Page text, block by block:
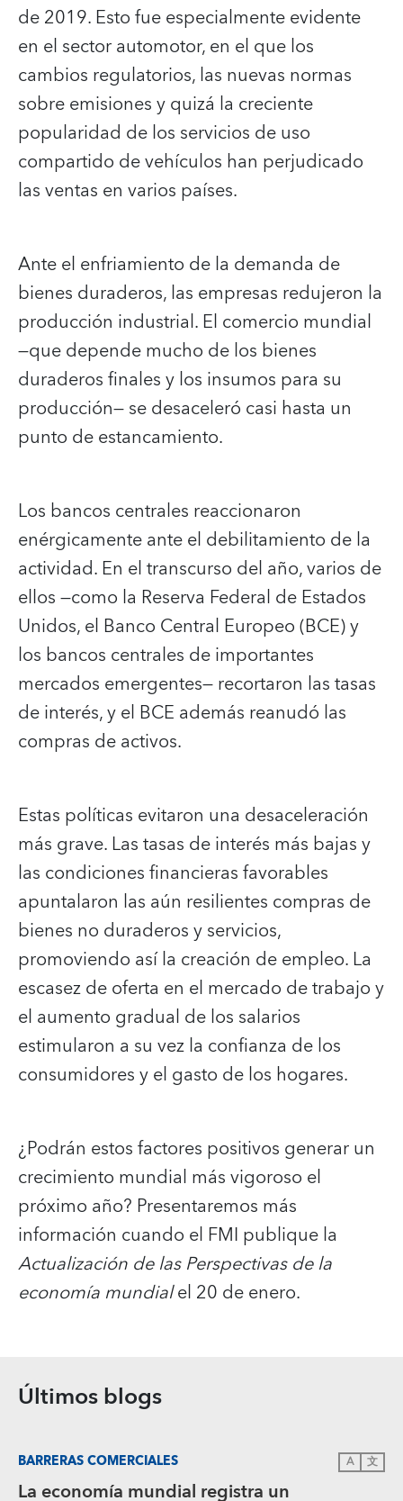
de 2019. Esto fue especialmente evidente
en el sector automotor, en el que los
cambios regulatorios, las nuevas normas
sobre emisiones y quizá la creciente
popularidad de los servicios de uso
compartido de vehículos han perjudicado
las ventas en varios países.
Ante el enfriamiento de la demanda de
bienes duraderos, las empresas redujeron la
producción industrial. El comercio mundial
—que depende mucho de los bienes
duraderos finales y los insumos para su
producción— se desaceleró casi hasta un
punto de estancamiento.
Los bancos centrales reaccionaron
enérgicamente ante el debilitamiento de la
actividad. En el transcurso del año, varios de
ellos —como la Reserva Federal de Estados
Unidos, el Banco Central Europeo (BCE) y
los bancos centrales de importantes
mercados emergentes— recortaron las tasas
de interés, y el BCE además reanudó las
compras de activos.
Estas políticas evitaron una desaceleración
más grave. Las tasas de interés más bajas y
las condiciones financieras favorables
apuntalaron las aún resilientes compras de
bienes no duraderos y servicios,
promoviendo así la creación de empleo. La
escasez de oferta en el mercado de trabajo y
el aumento gradual de los salarios
estimularon a su vez la confianza de los
consumidores y el gasto de los hogares.
¿Podrán estos factores positivos generar un
crecimiento mundial más vigoroso el
próximo año? Presentaremos más
información cuando el FMI publique la
Actualización de las Perspectivas de la
economía mundialel 20 de enero.
Últimos blogs
BARRERAS COMERCIALES A 文
La economía mundial registra un